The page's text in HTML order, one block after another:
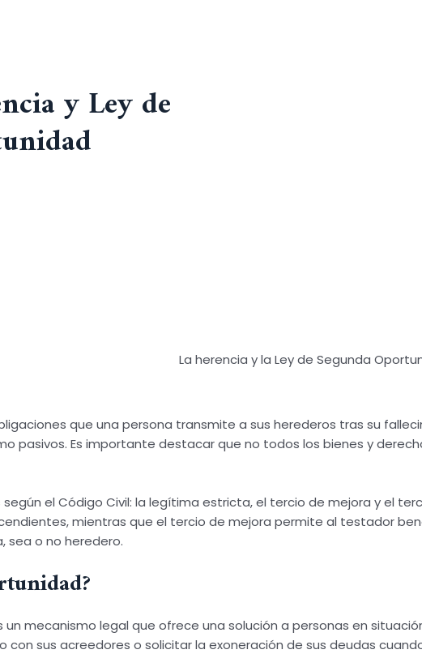
y Ley de
La herencia y la Ley de Segunda
que una persona transmite a sus herederos tras su
pasivos. Es importante destacar que no todos los bienes y
el Código Civil: la legítima estricta, el tercio de mejora y el
mientras que el tercio de mejora permite al testador
sea o no heredero.
un mecanismo legal que ofrece una solución a personas en
sus acreedores o solicitar la exoneración de sus deudas